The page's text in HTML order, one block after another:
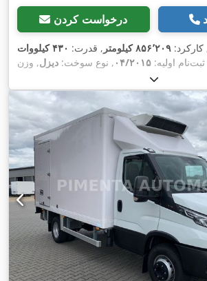
درخواست کردن
کارکرد: ۸۵۶٬۲۰۹ کیلومتر , قدرت:
۴۳۰ کیلووات
اولیه: ۰۴/۲۰۱۵ , نوع سوخت: دیزل, وزن
, حداکثر وزن بار:
۴۰٬۰۰۰ کیلوگرم
, سایز تایر: 385 / 55 R
محور:4x2 , بازرسی بعدی (TÜV):۰۵/۲۰۲۵
خودکار, کلاس انتشار: یورو ۶ , سیستم تعلیق:
۲, عرض کل:۲۵٬۵۰۰ میلی‌متر
, اندازه لاستیک
385 / 55 R 22.5 / 8mm کیلوگرم
,
تهویه مطبوع